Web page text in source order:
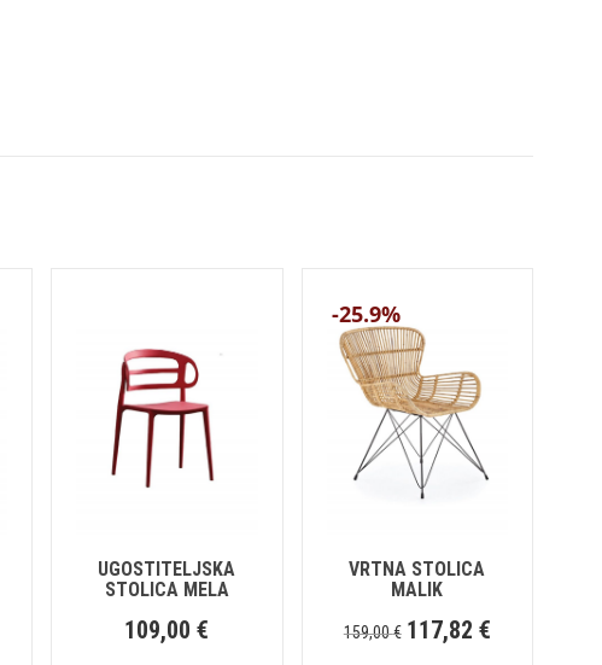
UGOSTITELJSKA
STOLICA MELA
109,00€
-25.9%
VRTNA STOLICA
MALIK
159,00€ 117,82 €